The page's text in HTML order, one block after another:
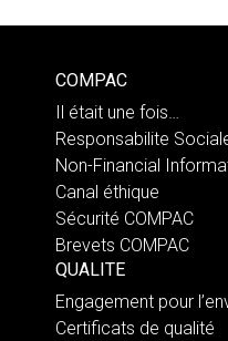
COMPAC
Il était une fois…
Responsabilite
Non-Financial
Canal éthique
Sécurité COMPAC
Brevets COMPAC
QUALITE
Engagement pour
Certificats de qualité